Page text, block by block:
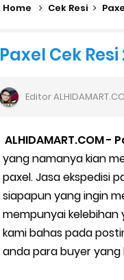
Perhitungan Skema
Cara Daftar
Apa itu Grab Saap?
Cara Jitu Mendapat
Cara Ping DNS
Cara Mudah Melihat
7 Cara Mudah Top
Home Cek Resi
Paxel Cek
Editor
ALHIDAMART.COM -
yang namanya kian
paxel. Jasa ekspedisi
siapapun yang ingin
mempunyai kelebihan
kami bahas pada
anda para buyer